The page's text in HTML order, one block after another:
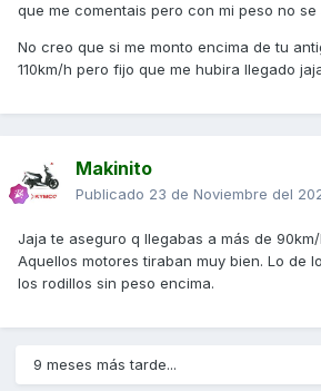
que me comentais pero con mi peso no
No creo que si me monto encima de tu
110km/h pero fijo que me hubira llegado
Makinito
Publicado 23 de Noviembre del
Jaja te aseguro q llegabas a más de
Aquellos motores tiraban muy bien. Lo de
los rodillos sin peso encima.
9 meses más tarde...